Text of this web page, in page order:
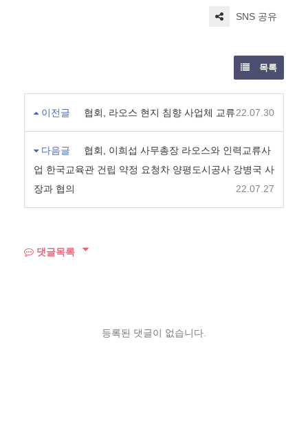
SNS 공유
목록
이전글 협회, 라오스 현지 침향 사업체 교류22.07.30
다음글
협회, 이희섭 사무총장 라오스와 인력교류사
업 한국교육관 건립 약정 요청차 양평도시공사 강병국 사
장과 협의
22.07.27
댓글목록
등록된 댓글이 없습니다.